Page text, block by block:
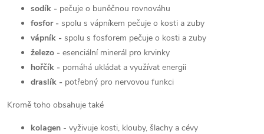
sodík - pečuje o buněčnou rovnováhu
fosfor - spolu s vápníkem pečuje o kosti a zuby
vápník - spolu s fosforem pečuje o kosti a zuby
železo - esenciální minerál pro krvinky
hořčík - pomáhá ukládat a využívat energii
draslík - potřebný pro nervovou funkci
Kromě toho obsahuje také
kolagen - vyživuje kosti, klouby, šlachy a cévy